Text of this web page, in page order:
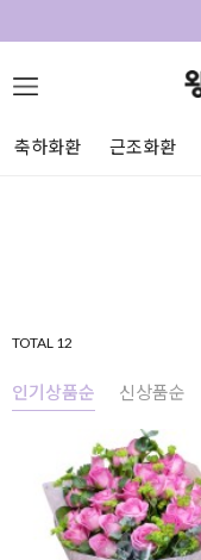
축하화환 근조화환
TOTAL 12
인기상품순 신상품순